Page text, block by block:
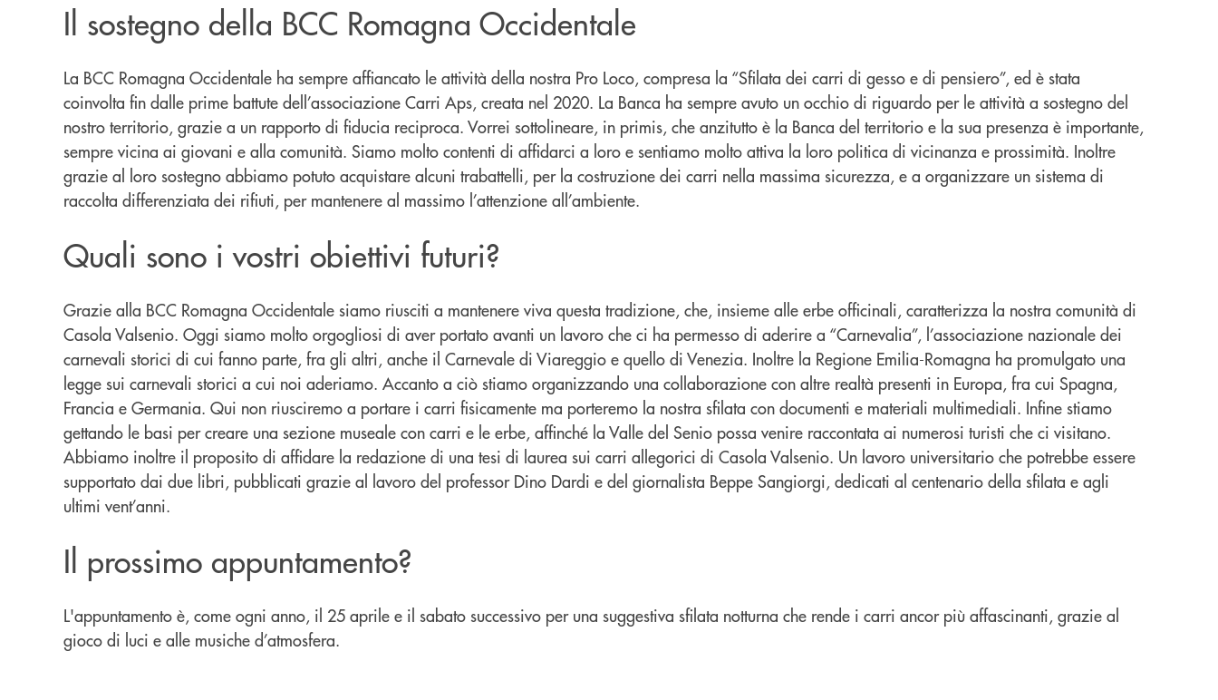
Il sostegno della BCC Romagna Occidentale
La BCC Romagna Occidentale ha sempre affiancato le attività della nostra Pro Loco, compresa la “Sfilata dei carri di gesso e di pensiero”, ed è stata
coinvolta fin dalle prime battute dell’associazione Carri Aps, creata nel 2020. La Banca ha sempre avuto un occhio di riguardo per le attività a sostegno del
nostro territorio, grazie a un rapporto di fiducia reciproca. Vorrei sottolineare, in primis, che anzitutto è la Banca del territorio e la sua presenza è importante,
sempre vicina ai giovani e alla comunità. Siamo molto contenti di affidarci a loro e sentiamo molto attiva la loro politica di vicinanza e prossimità. Inoltre
grazie al loro sostegno abbiamo potuto acquistare alcuni trabattelli, per la costruzione dei carri nella massima sicurezza, e a organizzare un sistema di
raccolta differenziata dei rifiuti, per mantenere al massimo l’attenzione all’ambiente.
Quali sono i vostri obiettivi futuri?
Grazie alla BCC Romagna Occidentale siamo riusciti a mantenere viva questa tradizione, che, insieme alle erbe officinali, caratterizza la nostra comunità di
Casola Valsenio. Oggi siamo molto orgogliosi di aver portato avanti un lavoro che ci ha permesso di aderire a “Carnevalia”, l’associazione nazionale dei
carnevali storici di cui fanno parte, fra gli altri, anche il Carnevale di Viareggio e quello di Venezia. Inoltre la Regione Emilia-Romagna ha promulgato una
legge sui carnevali storici a cui noi aderiamo. Accanto a ciò stiamo organizzando una collaborazione con altre realtà presenti in Europa, fra cui Spagna,
Francia e Germania. Qui non riusciremo a portare i carri fisicamente ma porteremo la nostra sfilata con documenti e materiali multimediali. Infine stiamo
gettando le basi per creare una sezione museale con carri e le erbe, affinché la Valle del Senio possa venire raccontata ai numerosi turisti che ci visitano.
Abbiamo inoltre il proposito di affidare la redazione di una tesi di laurea sui carri allegorici di Casola Valsenio. Un lavoro universitario che potrebbe essere
supportato dai due libri, pubblicati grazie al lavoro del professor Dino Dardi e del giornalista Beppe Sangiorgi, dedicati al centenario della sfilata e agli
ultimi vent’anni.
Il prossimo appuntamento?
L'appuntamento è, come ogni anno, il 25 aprile e il sabato successivo per una suggestiva sfilata notturna che rende i carri ancor più affascinanti, grazie al
gioco di luci e alle musiche d’atmosfera.